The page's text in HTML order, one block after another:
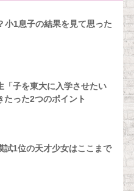
小1息子の結果を見て思った
「子を東大に入学させたい
たった2つのポイント
試1位の天才少女はここまで